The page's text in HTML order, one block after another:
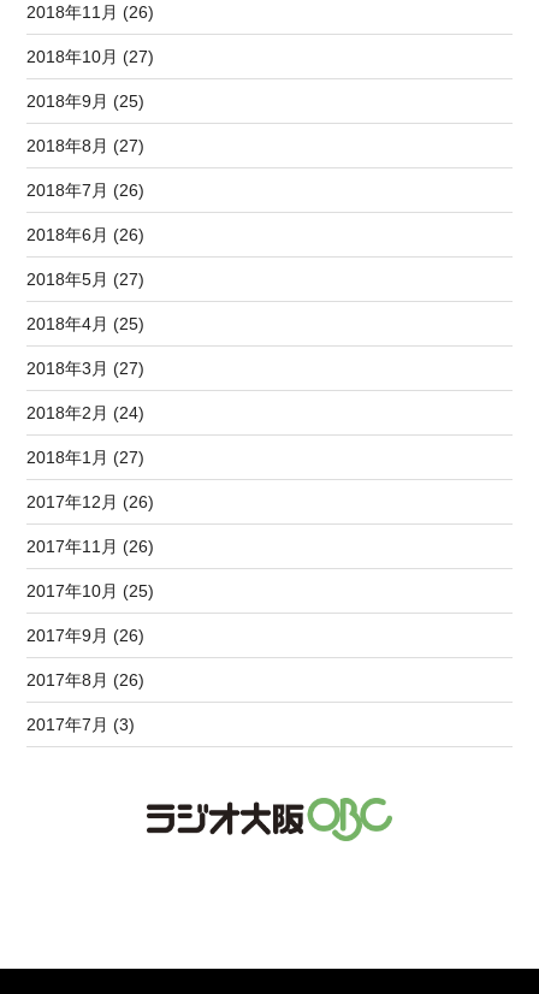
2018年11月 (26)
2018年10月 (27)
2018年9月 (25)
2018年8月 (27)
2018年7月 (26)
2018年6月 (26)
2018年5月 (27)
2018年4月 (25)
2018年3月 (27)
2018年2月 (24)
2018年1月 (27)
2017年12月 (26)
2017年11月 (26)
2017年10月 (25)
2017年9月 (26)
2017年8月 (26)
2017年7月 (3)